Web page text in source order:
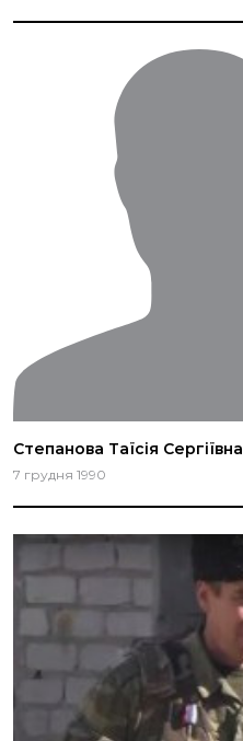
Степанова Таїсія Сергіївна
7 грудня 1990